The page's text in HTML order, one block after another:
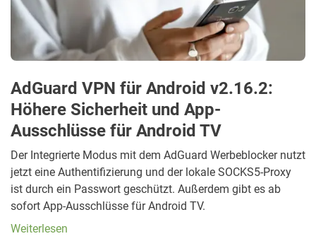
AdGuard VPN für Android v2.16.2:
Höhere Sicherheit und App-
Ausschlüsse für Android TV
Der Integrierte Modus mit dem AdGuard Werbeblocker nutzt
jetzt eine Authentifizierung und der lokale SOCKS5-Proxy
ist durch ein Passwort geschützt. Außerdem gibt es ab
sofort App-Ausschlüsse für Android TV.
Weiterlesen